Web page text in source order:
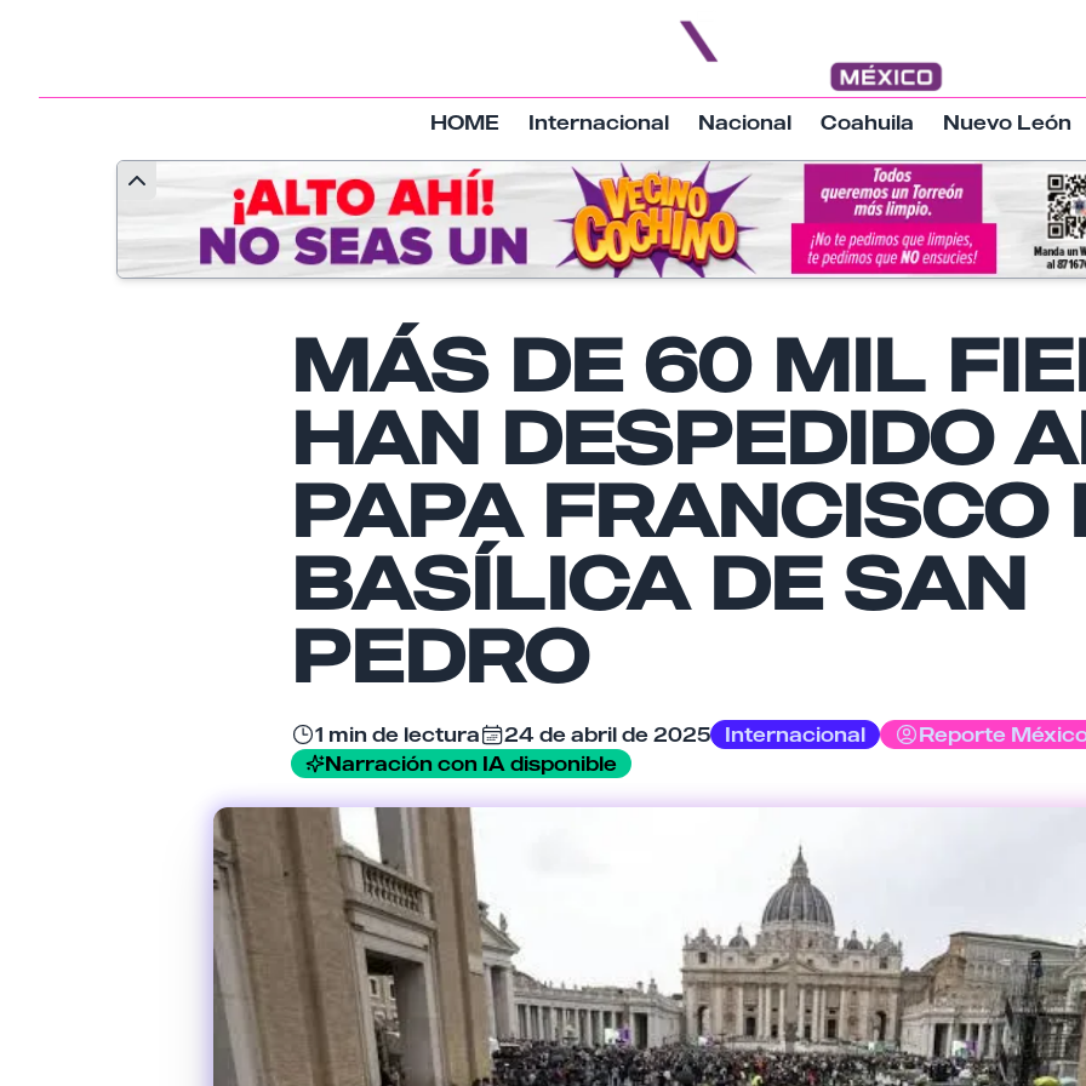
HOME Internacional Nacional Coahuila Nuevo León
MÁS DE 60 MIL
HAN DESPEDIDO
PAPA FRANCISCO
BASÍLICA DE SAN
PEDRO
1 min de lectura 24 de abril de 2025 Internacional
Reporte
Narración con IA disponible
Email
Tu comentario